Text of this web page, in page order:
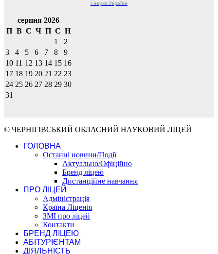
і науки України
серпня 2026
П В С Ч П С Н
1
2
3
4 5 6 7 8
9
10 11 12 13 14 15 16
17 18 19 20 21 22 23
24 25 26 27 28 29 30
31
© ЧЕРНІГІВСЬКИЙ ОБЛАСНИЙ НАУКОВИЙ ЛІЦЕЙ
ГОЛОВНА
Останні новини/Події
Актуально/Офіційно
Бренд ліцею
Дистанційне навчання
ПРО ЛІЦЕЙ
Адміністрація
Країна Ліценія
ЗМІ про ліцей
Контакти
БРЕНД ЛІЦЕЮ
АБІТУРІЄНТАМ
ДІЯЛЬНІСТЬ